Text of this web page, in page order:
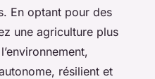
En optant pour des
une agriculture plus
résilient et